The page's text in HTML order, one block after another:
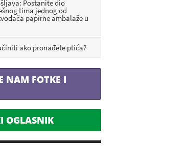
Postanite dio
tima jednog od
papirne ambalaže u
ako pronađete ptića?
NAM FOTKE I
OGLASNIK